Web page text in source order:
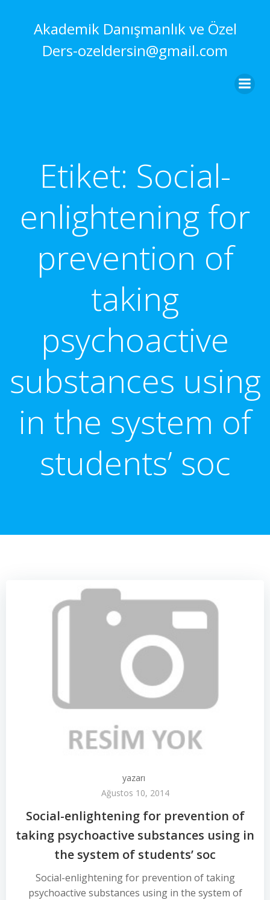
Akademik Danışmanlık ve Özel
Ders-ozeldersin@gmail.com
Etiket: Social-
enlightening for
prevention of
taking
psychoactive
substances using
in the system of
students’ soc
yazarı
Ağustos 10, 2014
Social-enlightening for prevention of
taking psychoactive substances using in
the system of students’ soc
Social-enlightening for prevention of taking
psychoactive substances using in the system of